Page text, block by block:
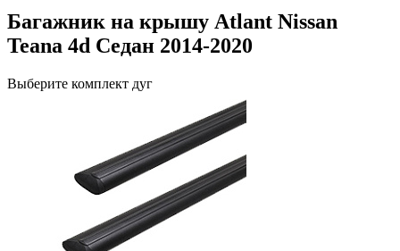
Багажник на крышу Atlant Nissan
Teana 4d Седан 2014-2020
Выберите комплект дуг